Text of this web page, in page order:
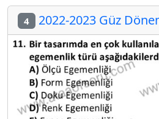
4 2022-2023 Güz